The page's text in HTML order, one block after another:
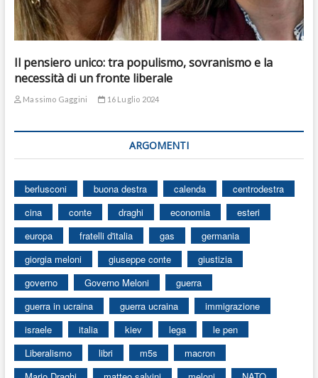
Il pensiero unico: tra populismo, sovranismo e la
necessità di un fronte liberale
Massimo Gaggini 16 Luglio 2024
ARGOMENTI
berlusconi buona destra calenda
centrodestra
cina
conte draghi economia
esteri
europa
fratelli d'italia gas
germania
giorgia meloni
giuseppe conte
giustizia
governo
Governo Meloni
guerra
guerra in ucraina
guerra ucraina
immigrazione
israele
italia kiev lega
le pen
Liberalismo
libri m5s
macron